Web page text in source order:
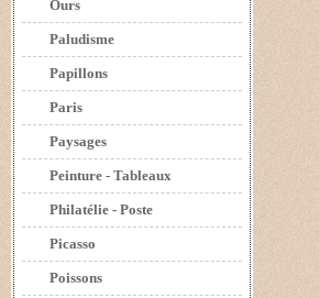
Ours
Paludisme
Papillons
Paris
Paysages
Peinture - Tableaux
Philatélie - Poste
Picasso
Poissons